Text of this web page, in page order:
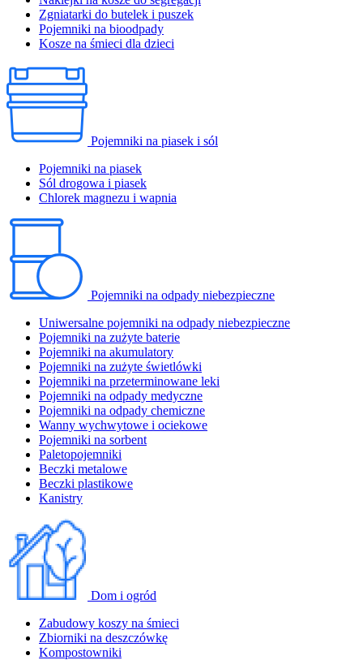
Zgniatarki do butelek i puszek
Pojemniki na bioodpady
Kosze na śmieci dla dzieci
Pojemniki na piasek i sól
Pojemniki na piasek
Sól drogowa i piasek
Chlorek magnezu i wapnia
Pojemniki na odpady niebezpieczne
Uniwersalne pojemniki na odpady niebezpieczne
Pojemniki na zużyte baterie
Pojemniki na akumulatory
Pojemniki na zużyte świetlówki
Pojemniki na przeterminowane leki
Pojemniki na odpady medyczne
Pojemniki na odpady chemiczne
Wanny wychwytowe i ociekowe
Pojemniki na sorbent
Paletopojemniki
Beczki metalowe
Beczki plastikowe
Kanistry
Dom i ogród
Zabudowy koszy na śmieci
Zbiorniki na deszczówkę
Kompostowniki